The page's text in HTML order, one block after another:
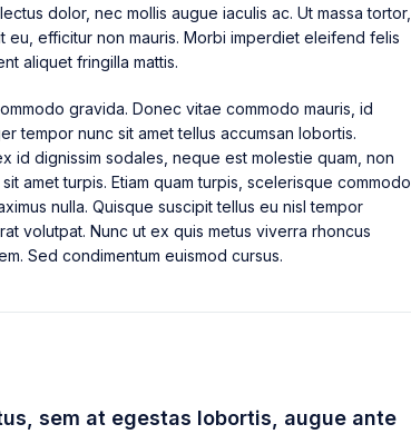
dolor, nec mollis augue iaculis ac. Ut massa tortor,
eu, efficitur non mauris. Morbi imperdiet eleifend felis
aliquet fringilla mattis.
gravida. Donec vitae commodo mauris, id
tempor nunc sit amet tellus accumsan lobortis.
id dignissim sodales, neque est molestie quam, non
amet turpis. Etiam quam turpis, scelerisque commodo
nulla. Quisque suscipit tellus eu nisl tempor
volutpat. Nunc ut ex quis metus viverra rhoncus
Sed condimentum euismod cursus.
sem at egestas lobortis, augue ante